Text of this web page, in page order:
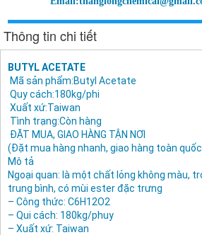
Thông tin chi tiết
BUTYL ACETATE
Mã sản phẩm:Butyl Acetate
Quy cách:180kg/phi
Xuất xứ:Taiwan
Tình trạng:Còn hàng
ĐẶT MUA, GIAO HÀNG TẬN NƠI
(Đặt mua hàng nhanh, giao hàng toàn
Mô tả
Ngoại quan: là một chất lỏng không màu,
trung bình, có mùi ester đặc trưng
– Công thức: C6H12O2
– Qui cách: 180kg/phuy
– Xuất xứ: Taiwan